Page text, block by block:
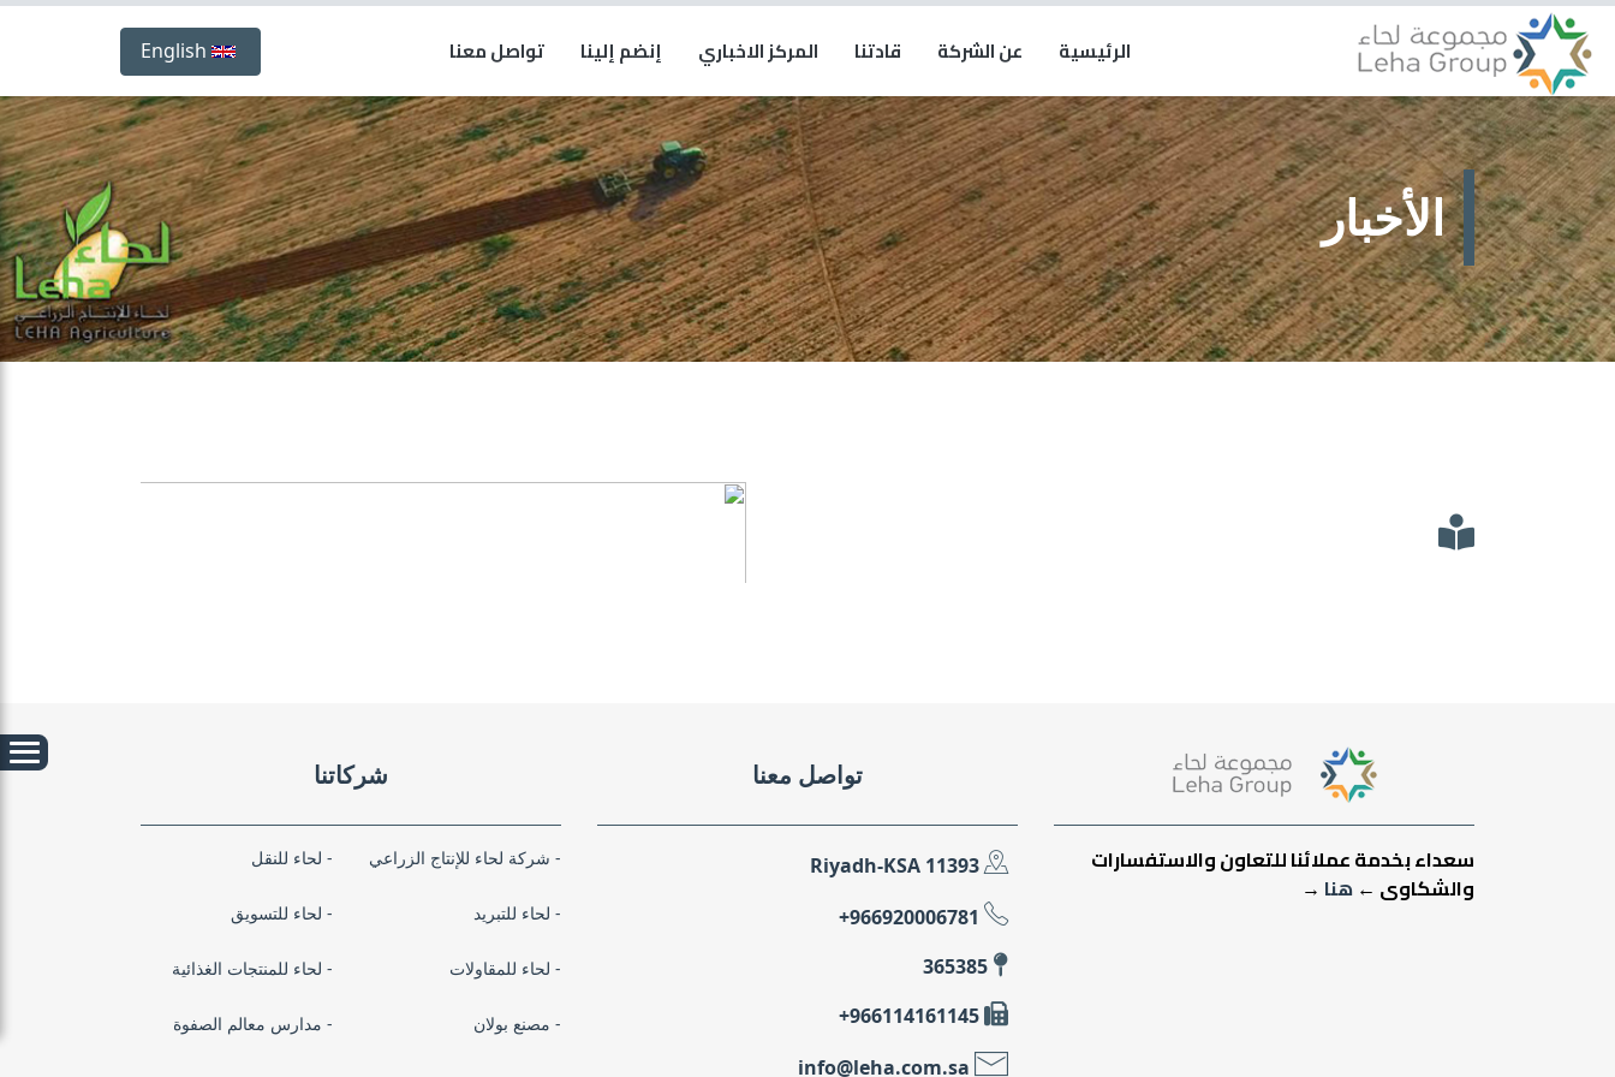
English الرئيسية عن الشركة قادتنا المركز الاخباري إنضم إلينا تواصل معنا
الأخبار
سعداء بخدمة عملائنا للتعاون والاستفسارات
والشكاوى ← هنا →
تواصل معنا شركاتنا
شركة لحاء للإنتاج الزراعي لحاء للنقل
لحاء للتبريد لحاء للتسويق
لحاء للمقاولات لحاء للمنتجات الغذائية
مصنع بولان مدارس معالم الصفوة